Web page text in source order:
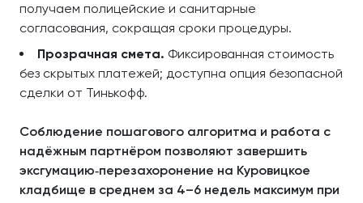
получаем полицейские и санитарные
согласования, сокращая сроки процедуры.
Прозрачная смета. Фиксированная стоимость
без скрытых платежей; доступна опция безопасной
сделки от Тинькофф.
Соблюдение пошагового алгоритма и работа с
надёжным партнёром позволяют завершить
эксгумацию‑перезахоронение на Куровицкое
кладбище в среднем за 4–6 недель максимум при